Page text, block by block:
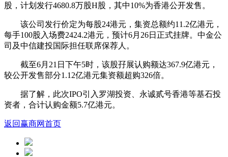
股，计划发行4680.8万股H股，其中10%为香港公开发售。
该公司发行价定为每股24港元，集资总额约11.2亿港元，
每手100股入场费2424.2港元，预计6月26日正式挂牌。中金公
司及中信建投国际担任联席保荐人。
截至6月21日下午5时，该股孖展认购额达367.9亿港元，
较公开发售部分1.12亿港元集资额超购326倍。
据了解，此次IPO引入罗湖投资、永诚贰号香港等基石投
资者，合计认购金额5.7亿港元。
返回赢商网首页